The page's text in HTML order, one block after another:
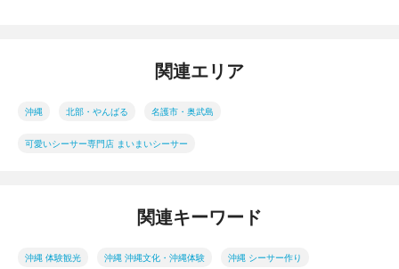
関連エリア
沖縄 北部・やんばる 名護市・奥武島
可愛いシーサー専門店 まいまいシーサー
関連キーワード
沖縄 体験観光 沖縄 沖縄文化・沖縄体験 沖縄 シーサー作り